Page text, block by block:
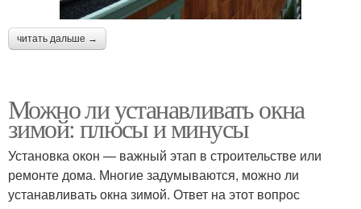
читать дальше →
Можно ли устанавливать окна
зимой: плюсы и минусы
Установка окон — важный этап в строительстве или
ремонте дома. Многие задумываются, можно ли
устанавливать окна зимой. Ответ на этот вопрос